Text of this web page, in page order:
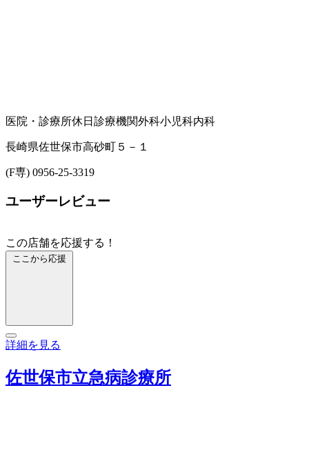
医院・診療所休日診療機関外科小児科内科
長崎県佐世保市高砂町５－１
(F専) 0956-25-3319
ユーザーレビュー
この店舗を応援する！
ここから応援
詳細を見る
佐世保市立急病診療所